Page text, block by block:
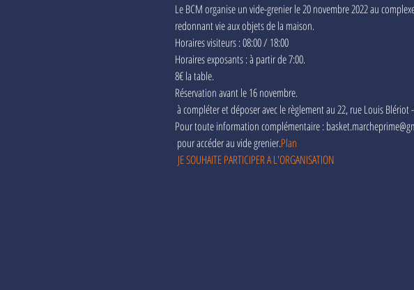
Le BCM organise un vide-grenier le 20 novembre 2022 au
redonnant vie aux objets de la maison.
Horaires visiteurs : 08:00 / 18:00
Horaires exposants : à partir de 7:00.
8€ la table.
Réservation avant le 16 novembre.
à compléter et déposer avec le règlement au 22, rue Louis Blériot
Pour toute information complémentaire :
pour accéder au vide grenier.Plan
JE SOUHAITE PARTICIPER A L'ORGANISATION